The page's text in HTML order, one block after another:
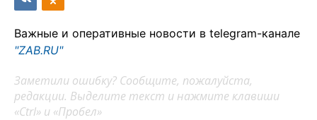
Важные и оперативные новости в telegram-канале
"ZAB.RU"
Заметили ошибку? Сообщите, пожалуйста,
редакции. Выделите текст и нажмите клавиши
«Ctrl» и «Пробел»